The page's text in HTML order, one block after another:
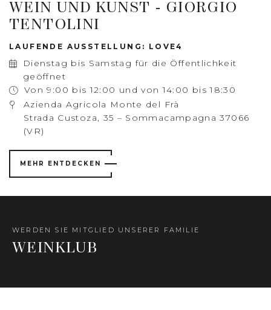
WEIN UND KUNST - GIORGIO
TENTOLINI
LAUFENDE AUSSTELLUNG: LOVE4
Dienstag bis Samstag für die Öffentlichkeit
geöffnet
Von 9:00 bis 12:00 und von 14:00 bis 18:30
Azienda Agricola Monte del Frà
Strada Custoza, 35 – Sommacampagna 37066
(VR)
MEHR ENTDECKEN
WERDEN SIE MITGLIED UNSERER FAMILIE
WEINKLUB